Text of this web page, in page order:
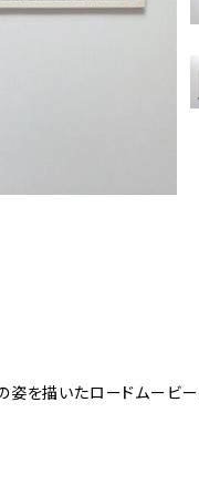
姿を描いたロードムービ